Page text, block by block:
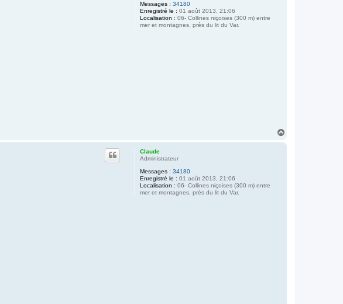
Messages : 34180
Enregistré le : 01 août 2013, 21:06
Localisation : 06- Collines niçoises (300 m) entre
mer et montagnes, près du lit du Var.
Claude
Administrateur
Messages : 34180
Enregistré le : 01 août 2013, 21:06
Localisation : 06- Collines niçoises (300 m) entre
mer et montagnes, près du lit du Var.